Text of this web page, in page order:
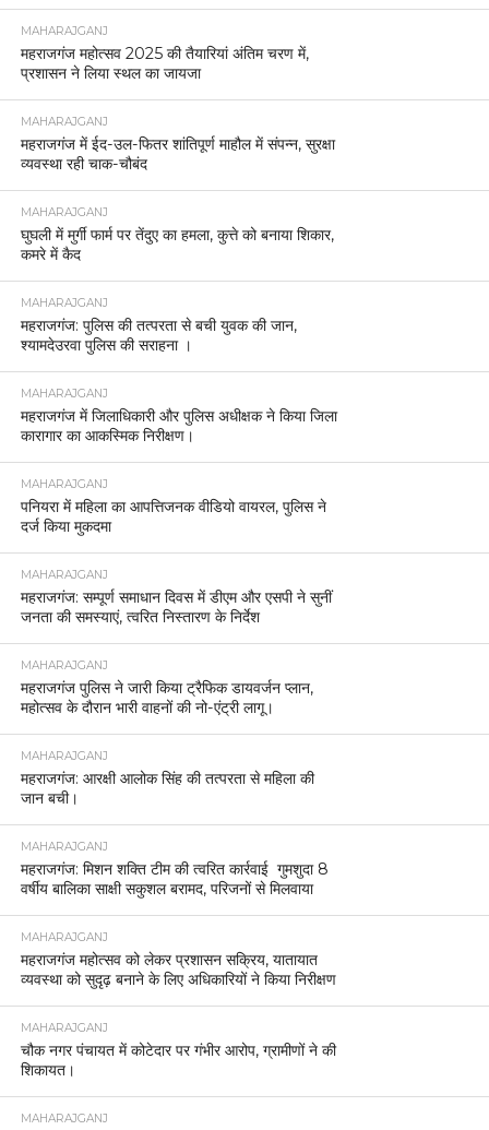
MAHARAJGANJ
महराजगंज महोत्सव 2025 की तैयारियां अंतिम चरण में,
प्रशासन ने लिया स्थल का जायजा
MAHARAJGANJ
महराजगंज में ईद-उल-फितर शांतिपूर्ण माहौल में संपन्न, सुरक्षा
व्यवस्था रही चाक-चौबंद
MAHARAJGANJ
घुघली में मुर्गी फार्म पर तेंदुए का हमला, कुत्ते को बनाया शिकार,
कमरे में कैद
MAHARAJGANJ
महराजगंज: पुलिस की तत्परता से बची युवक की जान,
श्यामदेउरवा पुलिस की सराहना ।
MAHARAJGANJ
महराजगंज में जिलाधिकारी और पुलिस अधीक्षक ने किया जिला
कारागार का आकस्मिक निरीक्षण।
MAHARAJGANJ
पनियरा में महिला का आपत्तिजनक वीडियो वायरल, पुलिस ने
दर्ज किया मुकदमा
MAHARAJGANJ
महराजगंज: सम्पूर्ण समाधान दिवस में डीएम और एसपी ने सुनीं
जनता की समस्याएं, त्वरित निस्तारण के निर्देश
MAHARAJGANJ
महराजगंज पुलिस ने जारी किया ट्रैफिक डायवर्जन प्लान,
महोत्सव के दौरान भारी वाहनों की नो-एंट्री लागू।
MAHARAJGANJ
महराजगंज: आरक्षी आलोक सिंह की तत्परता से महिला की
जान बची।
MAHARAJGANJ
महराजगंज: मिशन शक्ति टीम की त्वरित कार्रवाई गुमशुदा 8
वर्षीय बालिका साक्षी सकुशल बरामद, परिजनों से मिलवाया
MAHARAJGANJ
महराजगंज महोत्सव को लेकर प्रशासन सक्रिय, यातायात
व्यवस्था को सुदृढ़ बनाने के लिए अधिकारियों ने किया निरीक्षण
MAHARAJGANJ
चौक नगर पंचायत में कोटेदार पर गंभीर आरोप, ग्रामीणों ने की
शिकायत।
MAHARAJGANJ